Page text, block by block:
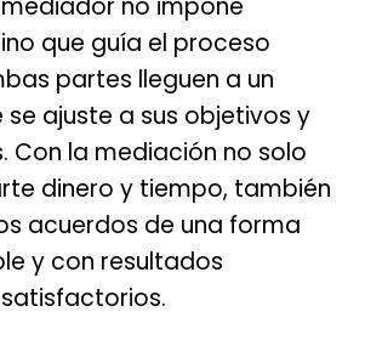
no impone
que guía el proceso
partes lleguen a un
ajuste a sus objetivos y
Con la mediación no solo
dinero y tiempo, también
acuerdos de una forma
y con resultados